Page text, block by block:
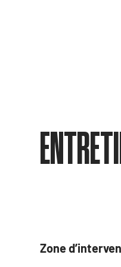
Zone